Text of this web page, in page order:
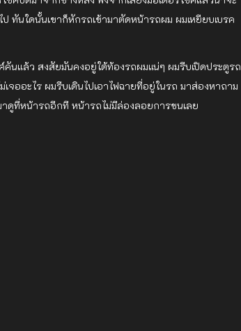
ทันใดนั้นเขาก็หักรถเข้ามาตัดหน้ารถผม ผมเหยียบเบรค
คันแล้ว สงสัยมันคงอยู่ใต้ท้องรถผมแน่ๆ ผมรีบเปิดประตูรถ
จออะไร ผมรีบเดินไปเอาไฟฉายที่อยู่ในรถ มาส่องหาถาม
ดูที่หน้ารถอีกที หน้ารถไม่มีล่องลอยการชนเลย